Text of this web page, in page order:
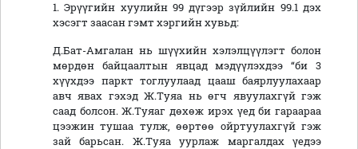
1. Эрүүгийн хуулийн 99 дүгээр зүйлийн 99.1 дэх
хэсэгт заасан гэмт хэргийн хувьд:
Д.Бат-Амгалан нь шүүхийн хэлэлцүүлэгт болон
мөрдөн байцаалтын явцад мэдүүлэхдээ “би 3
хүүхдээ паркт тоглуулаад цааш баярлуулахаар
авч явах гэхэд Ж.Туяа нь өгч явуулахгүй гэж
саад болсон. Ж.Туяаг дөхөж ирэх үед би гараараа
цээжин тушаа тулж, өөртөө ойртуулахгүй гэж
зай барьсан. Ж.Туяа уурлаж маргалдах үедээ